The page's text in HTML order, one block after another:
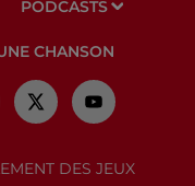
PODCASTS
CHANSON
DES JEUX